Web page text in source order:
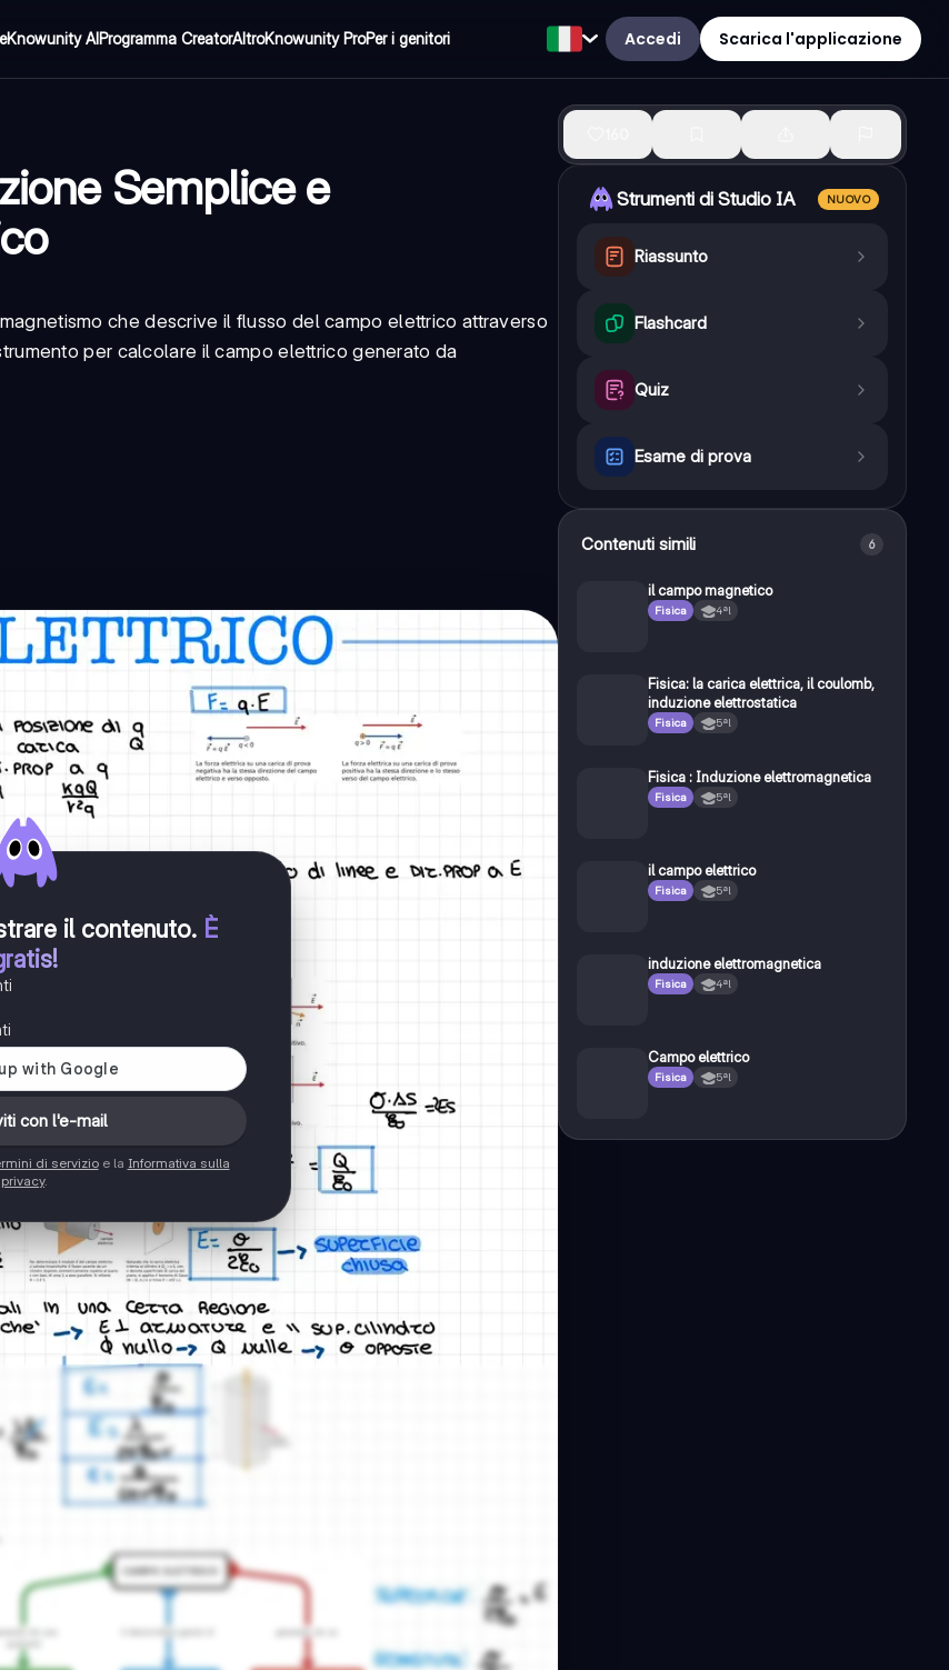
Knowunity AIProgramma CreatorAltroKnowunity ProPer i genitori Accedi Scarica l'applicazione
Semplice e
che descrive il flusso del campo elettrico attraverso
per calcolare il campo elettrico generato da
il contenuto. È
con l'e-mail
di servizioe la Informativa sulla
privacy.
Strumenti di Studio IA NUOVO
Riassunto
Flashcard
Quiz
Esame di prova
Contenuti simili 6
il campo magnetico
Fisica 4ªl
Fisica: la carica elettrica, il coulomb,
induzione elettrostatica
Fisica 5ªl
Fisica : Induzione elettromagnetica
Fisica 5ªl
il campo elettrico
Fisica 5ªl
induzione elettromagnetica
Fisica 4ªl
Campo elettrico
Fisica 5ªl